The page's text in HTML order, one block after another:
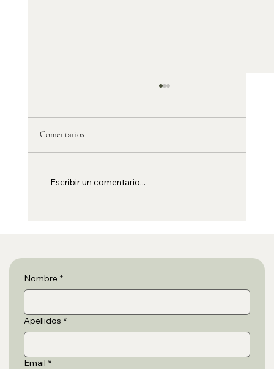
Comentarios
Escribir un comentario...
Nombre *
Apellidos *
Email *